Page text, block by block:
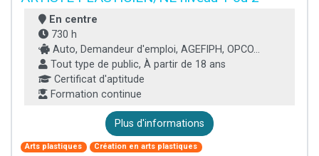
En centre
730 h
Auto, Demandeur d'emploi, AGEFIPH, OPCO...
Tout type de public, À partir de 18 ans
Certificat d'aptitude
Formation continue
Plus d'informations
Arts plastiques
Création en arts plastiques